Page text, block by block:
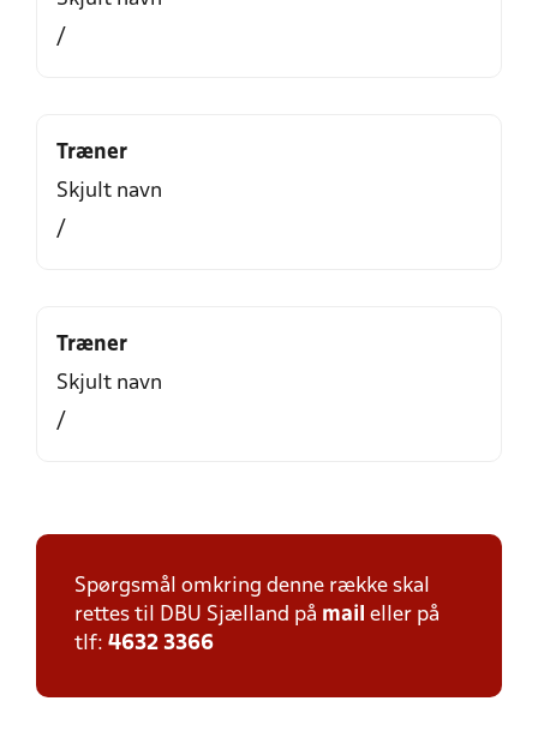
/
Træner
Skjult navn
/
Træner
Skjult navn
/
Spørgsmål omkring denne række skal
rettes til DBU Sjælland på mail eller på
tlf: 4632 3366